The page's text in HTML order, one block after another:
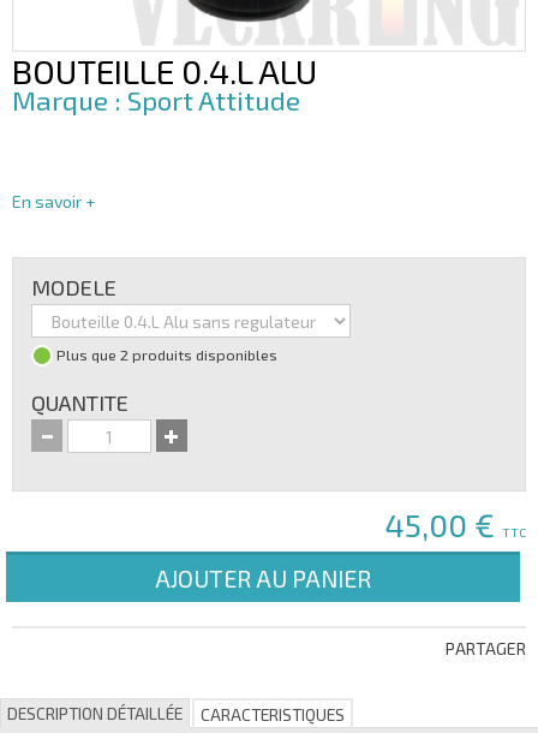
BOUTEILLE 0.4.L ALU
Sport Attitude
En savoir +
MODELE
Plus que 2 produits disponibles
QUANTITE
45,00 € TTC
AJOUTER AU PANIER
PARTAGER
DESCRIPTION DÉTAILLÉE CARACTERISTIQUES